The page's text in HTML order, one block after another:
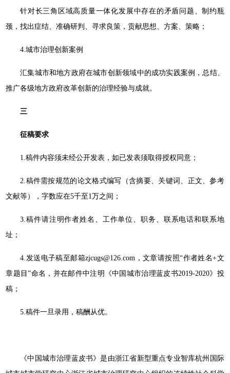
针对长三角区域高质量一体化发展中存在的矛盾问题、制约瓶
颈，找出症结、准确研判、寻求良策，贡献思想、方案、策略；
4.城市治理创新案例
汇集城市和地方政府在城市创新领域中的成功实践案例，总结、
推广各级地方政府改革创新的治理经验与成就。
三
征稿要求
1.稿件内容须未经公开发表，如已发表须取得授权同意；
2.稿件需按规范的论文格式编写（含摘要、关键词、正文、参考
文献等），字数应在5千至1万之间；
3.稿件请注明作者姓名、工作单位、职务、联系电话和联系地
址；
4.发送电子稿至邮箱zjcugs@126.com，文章请按照“作者姓名+文
章题目”命名，并在邮件中注明《中国城市治理蓝皮书2019-2020》投
稿；
5.稿件一旦录用，稿酬从优。
《中国城市治理蓝皮书》是由浙江省新型重点专业智库杭州国际